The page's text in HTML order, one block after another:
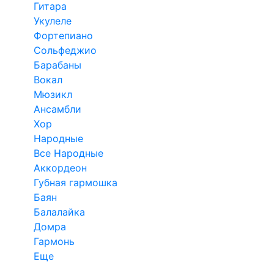
Гитара
Укулеле
Фортепиано
Сольфеджио
Барабаны
Вокал
Мюзикл
Ансамбли
Хор
Народные
Все Народные
Аккордеон
Губная гармошка
Баян
Балалайка
Домра
Гармонь
Еще